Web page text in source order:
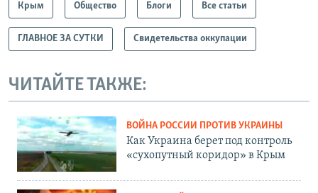
Крым Общество Блоги Все статьи
ГЛАВНОЕ ЗА СУТКИ Свидетельства оккупации
ЧИТАЙТЕ ТАКЖЕ:
ВОЙНА РОССИИ ПРОТИВ УКРАИНЫ
Как Украина берет под контроль
«сухопутный коридор» в Крым